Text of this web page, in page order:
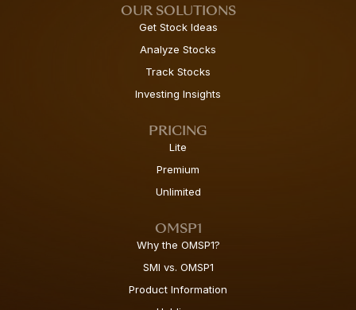
OUR SOLUTIONS
Get Stock Ideas
Analyze Stocks
Track Stocks
Investing Insights
PRICING
Lite
Premium
Unlimited
OMSP1
Why the OMSP1?
SMI vs. OMSP1
Product Information